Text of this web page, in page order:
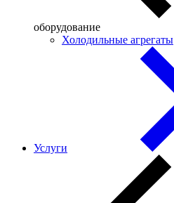
оборудование
Холодильные агрегаты
Услуги